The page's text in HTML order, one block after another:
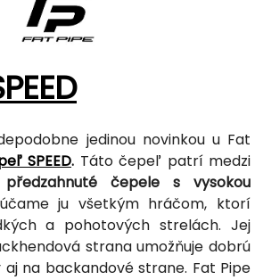
jedinou novinkou u Fat
SPEED. Táto čepeľ patrí medzi
předzahnuté čepele s vysokou
ju všetkým hráčom, ktorí
a pohotových strelách. Jej
strana umožňuje dobrú
na backandové strane. Fat Pipe